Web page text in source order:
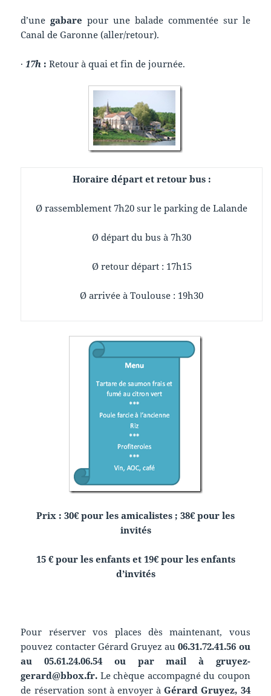
d’unegabare pour une balade commentée sur le
Canal de Garonne (aller/retour).
·17h :Retour à quai et fin de journée.
Horaire départ et retour bus :
Ø rassemblement 7h20 sur le parking de Lalande
Ø départ du bus à 7h30
Ø retour départ : 17h15
Ø arrivée à Toulouse : 19h30
Prix : 30€ pour les amicalistes ; 38€ pour les
invités
15 € pour les enfants et 19€ pour les enfants
d’invités
Pour réserver vos places dès maintenant, vous
pouvez contacter Gérard Gruyez au06.31.72.41.56 ou
au 05.61.24.06.54 ou par mail à gruyez-
gerard@bbox.fr. Le chèque accompagné du coupon
de réservation sont à envoyer àGérard Gruyez, 34